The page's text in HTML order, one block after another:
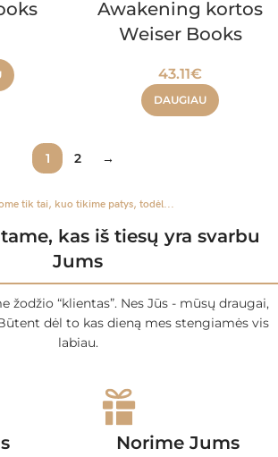
Awakening kortos
Weiser Books
43.11€
DAUGIAU
1 2 →
tik tai, kuo tikime patys, todėl...
kas iš tiesų yra svarbu
Jums
žodžio “klientas”. Nes Jūs - mūsų draugai,
dėl to kas dieną mes stengiamės vis
labiau.
Norime Jums